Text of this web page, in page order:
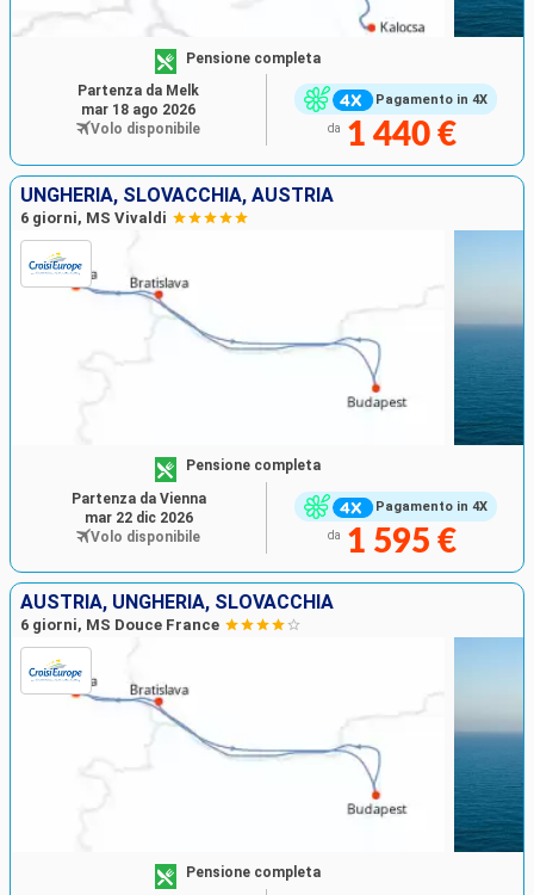
Pagamento in 4X
Pensione completa
da 1 440 €
Partenza da Melk
mar 18 ago 2026
Volo disponibile
UNGHERIA, SLOVACCHIA, AUSTRIA
6 giorni, MS Vivaldi
Pagamento in 4X
Pensione completa
da 1 595 €
Partenza da Vienna
mar 22 dic 2026
Volo disponibile
AUSTRIA, UNGHERIA, SLOVACCHIA
6 giorni, MS Douce France
Pensione completa